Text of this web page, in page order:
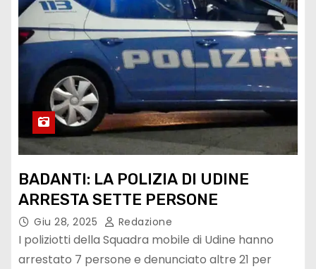
BADANTI: LA POLIZIA DI UDINE
ARRESTA SETTE PERSONE
Giu 28, 2025 Redazione
I poliziotti della Squadra mobile di Udine hanno
arrestato 7 persone e denunciato altre 21 per